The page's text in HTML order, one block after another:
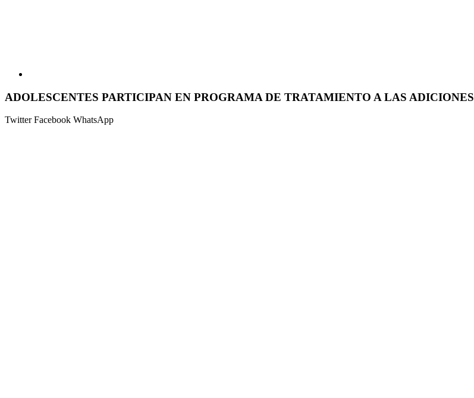
ADOLESCENTES PARTICIPAN EN PROGRAMA DE TRATAMIENTO A LAS ADICIONES
TwitterFacebook WhatsApp